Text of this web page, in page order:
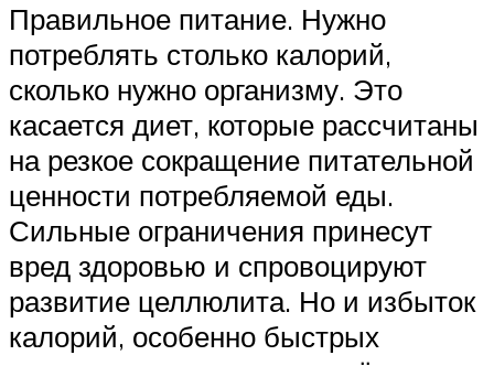
Правильное питание. Нужно
потреблять столько калорий,
сколько нужно организму. Это
касается диет, которые рассчитаны
на резкое сокращение питательной
ценности потребляемой еды.
Сильные ограничения принесут
вред здоровью и спровоцируют
развитие целлюлита. Но и избыток
калорий, особенно быстрых